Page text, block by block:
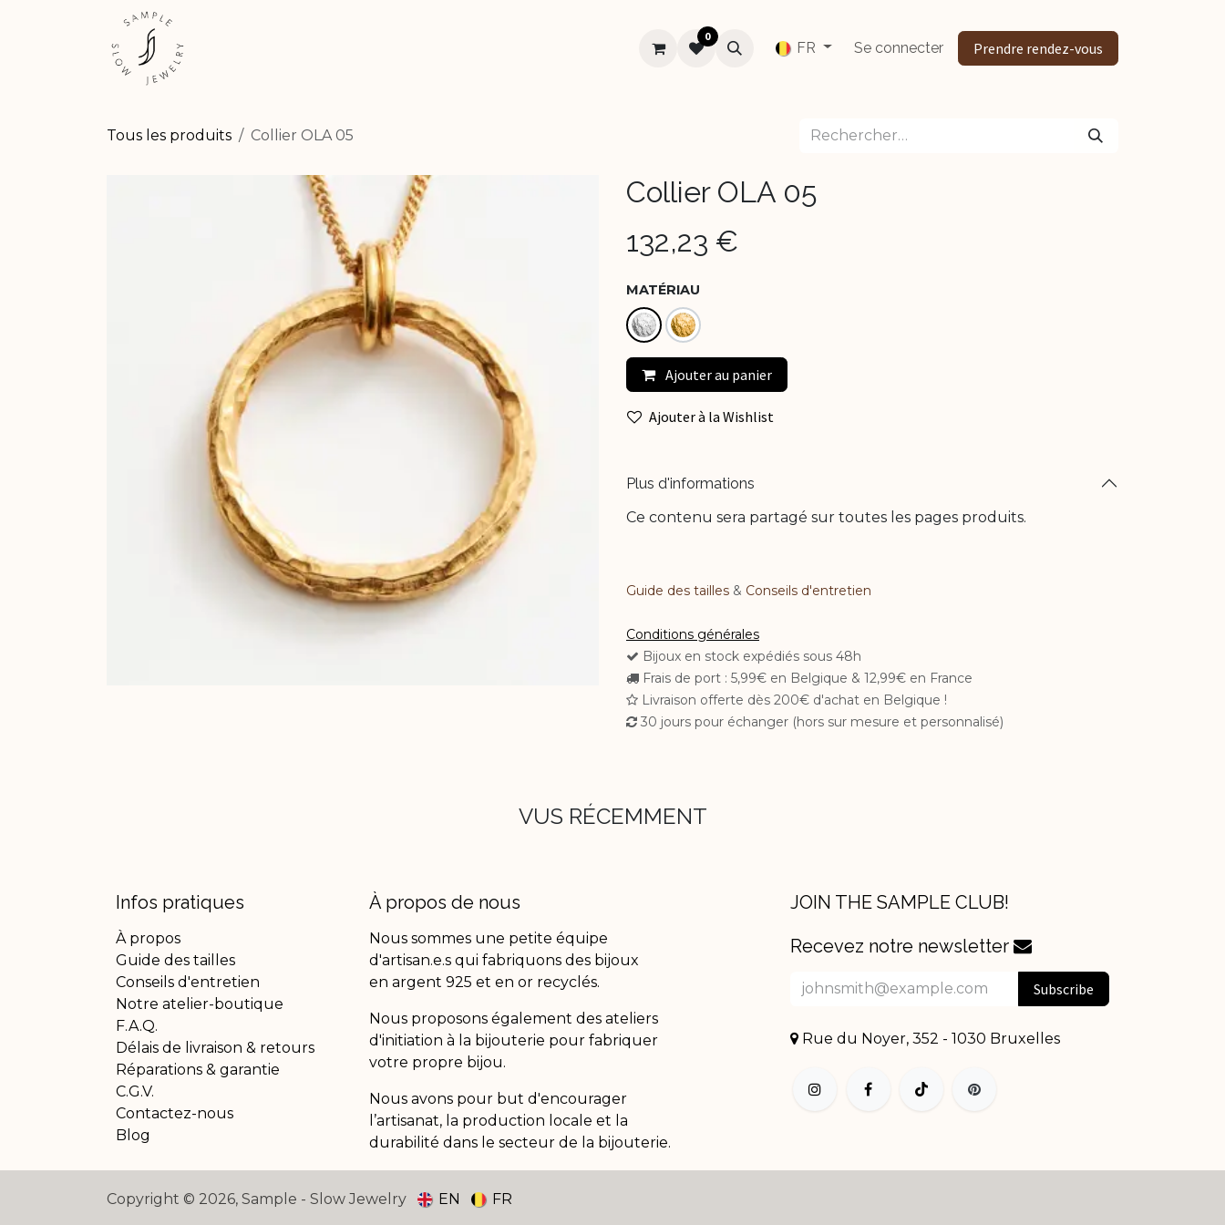
À PROPOS Aide
0
FR Se connecter Prendre rendez-vous
Tous les produits Collier OLA 05
Collier OLA 05
132,23 €
MATÉRIAU
Ajouter au panier
Ajouter à la Wishlist
Plus d'informations
Ce contenu sera partagé sur toutes les pages produits.
Guide des tailles & Conseils d'entretien​
Conditions générales
Bijoux en stock expédiés sous 48h
Frais de port : 5,99€ en Belgique & 12,99€ en France
Livraison offerte dès 200€ d'achat en Belgique !
30 jours pour échanger (hors sur mesure et personnalisé)
VUS RÉCEMMENT
Infos pratiques
À propos
Guide des tailles
Conseils d'entretien
Notre atelier-boutique
F.A.Q.
Délais de livraison & retours
Réparations & garantie
C.G.V.
Contactez-nous
Blog
À propos de nous
Nous sommes une petite équipe
d'artisan.e.s qui fabriquons des bijoux
en argent 925 et en or recyclés.
Nous proposons également des ateliers
d'initiation à la bijouterie pour fabriquer
votre propre bijou.
Nous avons pour but d'encourager
l’artisanat, la production locale et la
durabilité dans le secteur de la bijouterie.
JOIN THE SAMPLE CLUB!
Recevez notre newsletter
Subscribe
Rue du Noyer, 352 - 1030 Bruxelles
Copyright © 2026, Sample - Slow Jewelry EN FR